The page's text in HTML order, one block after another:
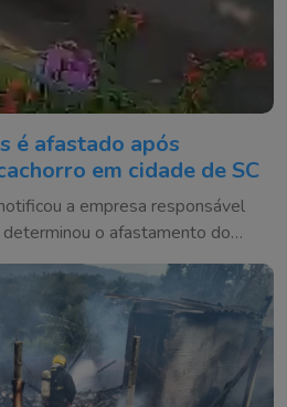
é afastado após
em cidade de SC
a empresa responsável
o afastamento do
apuração do caso